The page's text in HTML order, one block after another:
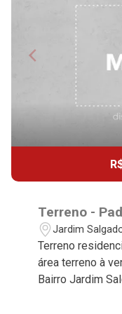
10:00
11:00
12:00
13:00
Terreno -
Jardim
Terreno
área terreno à
Bairro Jardim